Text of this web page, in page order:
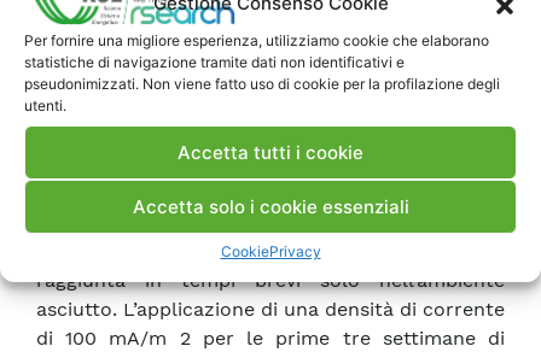
Per fornire una migliore esperienza, utilizziamo cookie che elaborano
statistiche di navigazione tramite dati non identificativi e
pseudonimizzati. Non viene fatto uso di cookie per la profilazione degli
utenti.
Accetta tutti i cookie
Accetta solo i cookie essenziali
CookiePrivacy
Nell’ambiente asciutto, invece, la protezione
dell’armatura è stata raggiunta in un tempo di
circa 50 giorni. Nei provini con cemento
portland al calcare senza cloruri, la protezione
decine di giorni dall’applicazione della corrente
(con l’eccezione del provino con rapporto
provini contenenti cloruri, la protezione è stata
raggiunta in tempi brevi solo nell’ambiente
asciutto. L’applicazione di una densità di corrente
di 100 mA/m 2 per le prime tre settimane di